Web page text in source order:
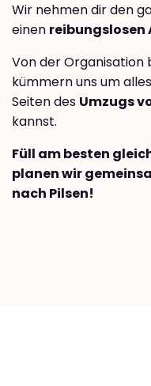
Wir nehmen dir den
einen reibungslosen
Von der Organisation
kümmern uns um
Seiten des Umzugs
kannst.
Füll am besten
planen wir
nach Pilsen!